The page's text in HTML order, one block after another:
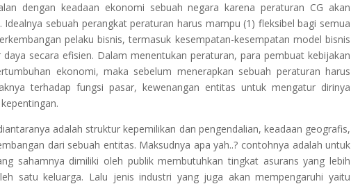
dengan keadaan ekonomi sebuah negara karena peraturan CG akan
sebuah perangkat peraturan harus mampu (1) fleksibel bagi semua
pelaku bisnis, termasuk kesempatan-kesempatan model bisnis
secara efisien. Dalam menentukan peraturan, para pembuat kebijakan
ekonomi, maka sebelum menerapkan sebuah peraturan harus
terhadap fungsi pasar, kewenangan entitas untuk mengatur dirinya
adalah struktur kepemilikan dan pengendalian, keadaan geografis,
dari sebuah entitas. Maksudnya apa yah..? contohnya adalah untuk
sahamnya dimiliki oleh publik membutuhkan tingkat asurans yang lebih
satu keluarga. Lalu jenis industri yang juga akan mempengaruhi yaitu